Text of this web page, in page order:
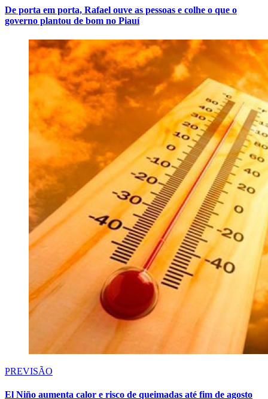
De porta em porta, Rafael ouve as pessoas e colhe o que o
governo plantou de bom no Piauí
PREVISÃO
El Niño aumenta calor e risco de queimadas até fim de agosto